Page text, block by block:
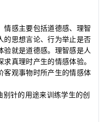
情感主要包括道德感、理智
的思想言论、行为举止是否
验就是道德感。理智感是人
真理时产生的情感体验。
客观事物时所产生的情感体
针的用途来训练学生的创